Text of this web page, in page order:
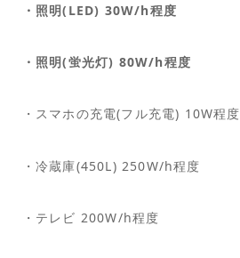
・照明(LED) 30W/h程度
・照明(蛍光灯) 80W/h程度
・スマホの充電(フル充電) 10W程度
・冷蔵庫(450L) 250W/h程度
・テレビ 200W/h程度